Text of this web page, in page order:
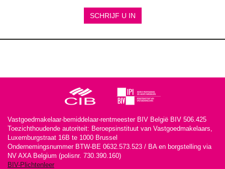
SCHRIJF U IN
Vastgoedmakelaar-bemiddelaar-rentmeester BIV België BIV 506.425
Toezichthoudende autoriteit: Beroepsinstituut van Vastgoedmakelaars,
Luxemburgstraat 16B te 1000 Brussel
Ondernemingsnummer BTW-BE 0632.573.523 / BA en borgstelling via
NV AXA Belgium (polisnr. 730.390.160)
BIV-Plichtenleer